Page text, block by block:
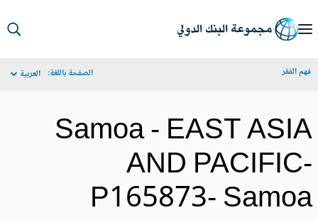
الفقر الصفحة باللغة: العربية
Samoa - EAST
AND
P165873-